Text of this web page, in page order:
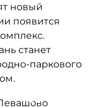
новый
появится
станет
паркового